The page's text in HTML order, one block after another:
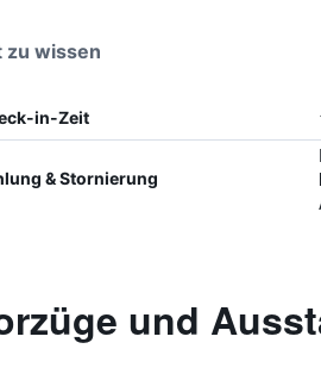
zu wissen
in-Zeit
& Stornierung
und